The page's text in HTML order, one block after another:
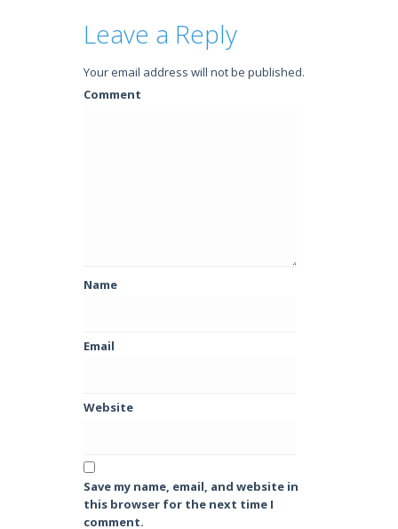
Leave a Reply
Your email address will not be published.
Comment
Name
Email
Website
Save my name, email, and website in
this browser for the next time I
comment.